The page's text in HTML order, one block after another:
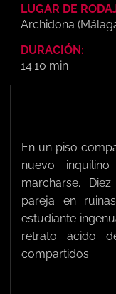
LUGAR DE
Archidona
DURACIÓN:
14:10 min
En un piso
nuevo
marcharse.
pareja en
estudiante
retrato ácido
compartidos.